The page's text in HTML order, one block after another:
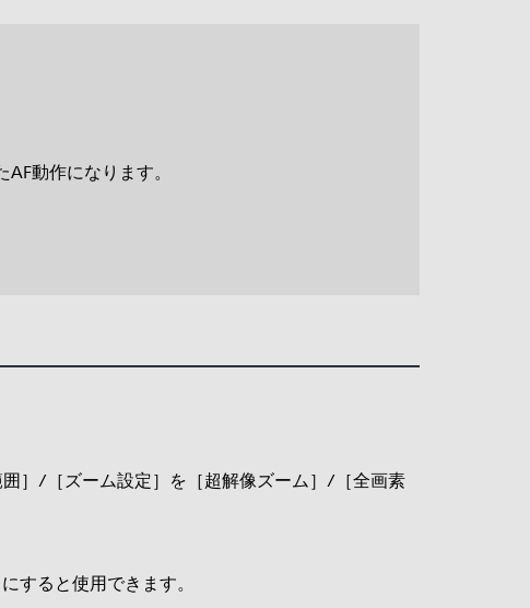
動作になります。
］/［ズーム設定］を［超解像ズーム］/［全画素
すると使用できます。